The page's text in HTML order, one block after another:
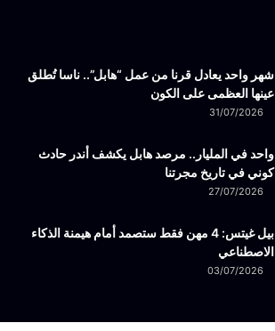
شهر واحد يعادل قرنا من عمل “هابل”.. ناسا تُطلق
عينها العظمى على الكون
31/07/2026
واحد في المليار.. مرصد هابل يكشف أندر حادث
كوني في تاريخ مجرتنا
27/07/2026
بيل غيتس: 4 مهن فقط ستصمد أمام هيمنة الذكاء
الاصطناعي
03/07/2026